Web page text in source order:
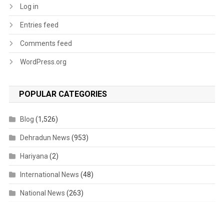
Log in
Entries feed
Comments feed
WordPress.org
POPULAR CATEGORIES
Blog (1,526)
Dehradun News (953)
Hariyana (2)
International News (48)
National News (263)